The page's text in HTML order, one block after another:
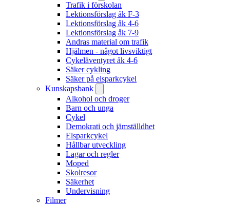
Trafik i förskolan
Lektionsförslag åk F-3
Lektionsförslag åk 4-6
Lektionsförslag åk 7-9
Andras material om trafik
Hjälmen - något livsviktigt
Cykeläventyret åk 4-6
Säker cykling
Säker på elsparkcykel
Kunskapsbank
Alkohol och droger
Barn och unga
Cykel
Demokrati och jämställdhet
Elsparkcykel
Hållbar utveckling
Lagar och regler
Moped
Skolresor
Säkerhet
Undervisning
Filmer